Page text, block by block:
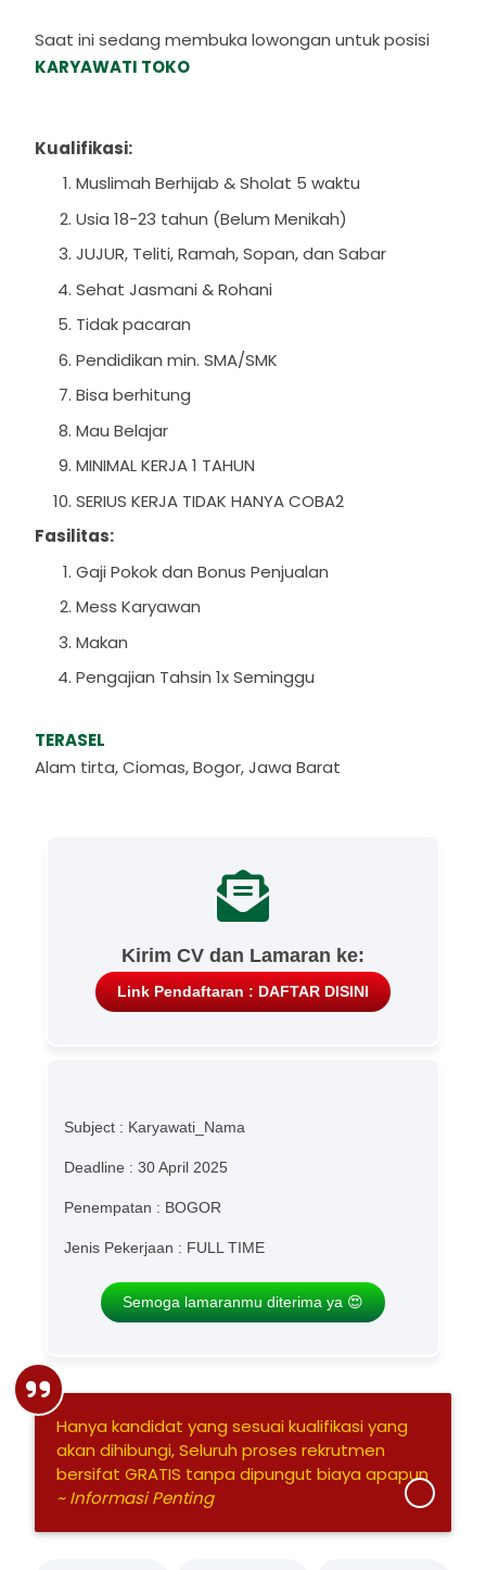
Saat ini sedang membuka lowongan untuk posisi
KARYAWATI TOKO
Kualifikasi:
Muslimah Berhijab & Sholat 5 waktu
Usia 18-23 tahun (Belum Menikah)
JUJUR, Teliti, Ramah, Sopan, dan Sabar
Sehat Jasmani & Rohani
Tidak pacaran
Pendidikan min. SMA/SMK
Bisa berhitung
Mau Belajar
MINIMAL KERJA 1 TAHUN
SERIUS KERJA TIDAK HANYA COBA2
Fasilitas:
Gaji Pokok dan Bonus Penjualan
Mess Karyawan
Makan
Pengajian Tahsin 1x Seminggu
TERASEL
Alam tirta, Ciomas, Bogor, Jawa Barat
Kirim CV dan Lamaran ke:
Link Pendaftaran : DAFTAR DISINI
Subject : Karyawati_Nama
Deadline : 30 April 2025
Penempatan : BOGOR
Jenis Pekerjaan : FULL TIME
Semoga lamaranmu diterima ya 😍
Hanya kandidat yang sesuai kualifikasi yang
akan dihibungi, Seluruh proses rekrutmen
bersifat GRATIS tanpa dipungut biaya apapun
~ Informasi Penting